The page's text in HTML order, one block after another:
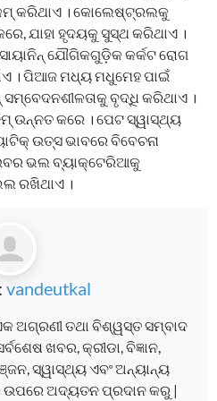
କରିଥାଏ । କୋଲେଷ୍ଟ୍ରଲକୁ
ଯାହା ହୃଦୟକୁ ସୁସ୍ଥ କରିଥାଏ ।
ଯୌଗିକଗୁଡ଼ିକ କର୍କଟ ରୋଗ
। ପିଆଜ ମଧ୍ୟ ମଧୁମେହ ପାଇଁ
ବୃଦ୍ଧି କରିଥାଏ ।
ଉନ୍ନତ କରେ । ପେଟ ସ୍ୱାସ୍ଥ୍ୟ
ଉତ୍ସ ଭାବରେ ବିବେଚନା
ଭଲ ବ୍ୟାକ୍ଟେରିଆକୁ
ରଖିଥାଏ ।
vandeutkal
ଅଗ୍ରଣୀ ତଥା ବିଶ୍ୱସ୍ତ ସମ୍ବାଦ
ଖବର, କ୍ରୀଡା, ବିଜ୍ଞାନ,
ସ୍ୱାସ୍ଥ୍ୟ ଏବଂ ଅନ୍ୟାନ୍ୟ
ଅଦ୍ୟତନ ପ୍ରଦାନ କରୁ |